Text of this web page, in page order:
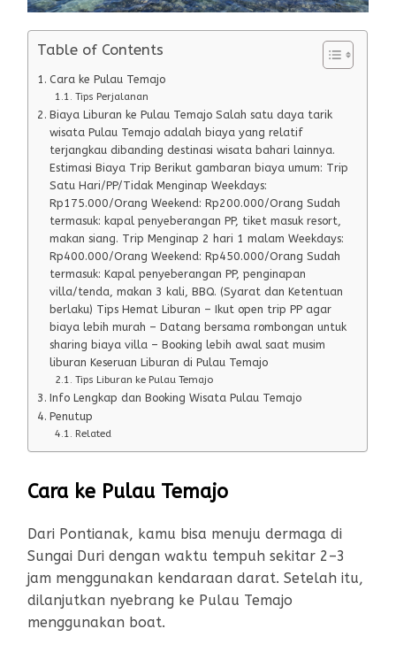
Table of Contents
Cara ke Pulau Temajo
Tips Perjalanan
Biaya Liburan ke Pulau Temajo Salah satu daya tarik
wisata Pulau Temajo adalah biaya yang relatif
terjangkau dibanding destinasi wisata bahari lainnya.
Estimasi Biaya Trip Berikut gambaran biaya umum: Trip
Satu Hari/PP/Tidak Menginap Weekdays:
Rp175.000/Orang Weekend: Rp200.000/Orang Sudah
termasuk: kapal penyeberangan PP, tiket masuk resort,
makan siang. Trip Menginap 2 hari 1 malam Weekdays:
Rp400.000/Orang Weekend: Rp450.000/Orang Sudah
termasuk: Kapal penyeberangan PP, penginapan
villa/tenda, makan 3 kali, BBQ. (Syarat dan Ketentuan
berlaku) Tips Hemat Liburan – Ikut open trip PP agar
biaya lebih murah – Datang bersama rombongan untuk
sharing biaya villa – Booking lebih awal saat musim
liburan Keseruan Liburan di Pulau Temajo
Tips Liburan ke Pulau Temajo
Info Lengkap dan Booking Wisata Pulau Temajo
Penutup
Related
Cara ke Pulau Temajo
Dari Pontianak, kamu bisa menuju dermaga di
Sungai Duri dengan waktu tempuh sekitar 2–3
jam menggunakan kendaraan darat. Setelah itu,
dilanjutkan nyebrang ke Pulau Temajo
menggunakan boat.